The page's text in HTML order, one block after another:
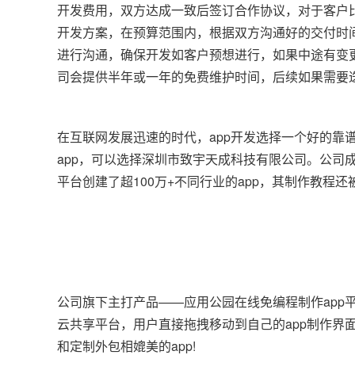
开发费用，双方达成一致后签订合作协议，对于客
开发方案，在预算范围内，根据双方沟通好的交付
进行沟通，确保开发如客户预想进行，如果中途有
司会提供半年或一年的免费维护时间，后续如果需
在互联网发展迅速的时代，app开发选择一个好的靠
app，可以选择深圳市致宇天成科技有限公司。公司
平台创建了超100万+不同行业的app，其制作教程还
公司旗下主打产品——应用公园在线免编程制作app
云共享平台，用户直接拖拽移动到自己的app制作
和定制外包相媲美的app!